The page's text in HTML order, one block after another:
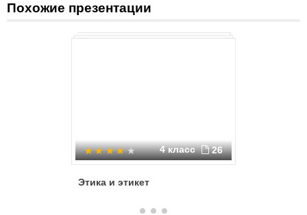
Похожие презентации
4 класс 26
Этика и этикет